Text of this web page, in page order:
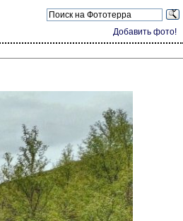
Добавить фото!